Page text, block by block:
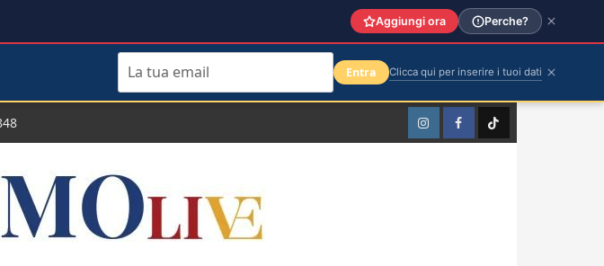
InstagramFacebookTikTok
Aggiungi ora Perche?
Entra Clicca qui per inserire i tuoi dati